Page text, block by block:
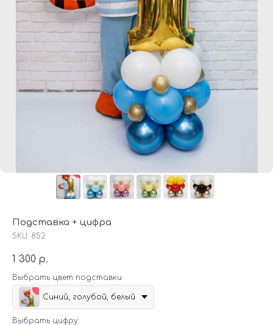
Подставка + цифра
SKU: 852
1 300 р.
Выбрать цвет подставки
Синий, голубой, белый
Выбрать цифру: